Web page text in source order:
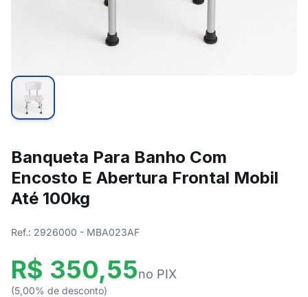
Banqueta Para Banho Com
Encosto E Abertura Frontal Mobil
Até 100kg
Ref.: 2926000 - MBA023AF
R$ 350,55no PIX
(5,00% de desconto)